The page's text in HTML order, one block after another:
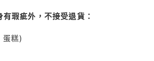
瑕疵外，不接受退貨：
蛋糕)